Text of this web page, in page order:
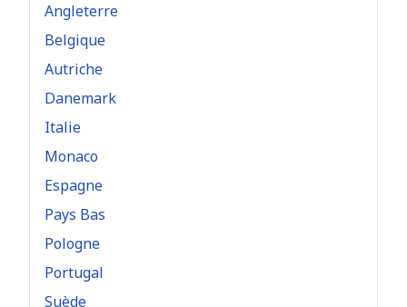
Angleterre
Belgique
Autriche
Danemark
Italie
Monaco
Espagne
Pays Bas
Pologne
Portugal
Suède